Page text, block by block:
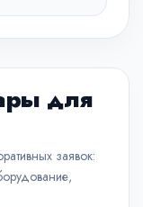
для
заявок: